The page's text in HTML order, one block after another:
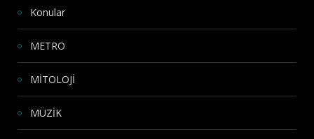
Konular
METRO
MİTOLOJİ
MÜZİK